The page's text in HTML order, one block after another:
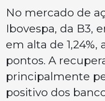
No mercado de
Ibovespa, da B3,
em alta de 1,24%,
pontos. A
principalmente
positivo dos